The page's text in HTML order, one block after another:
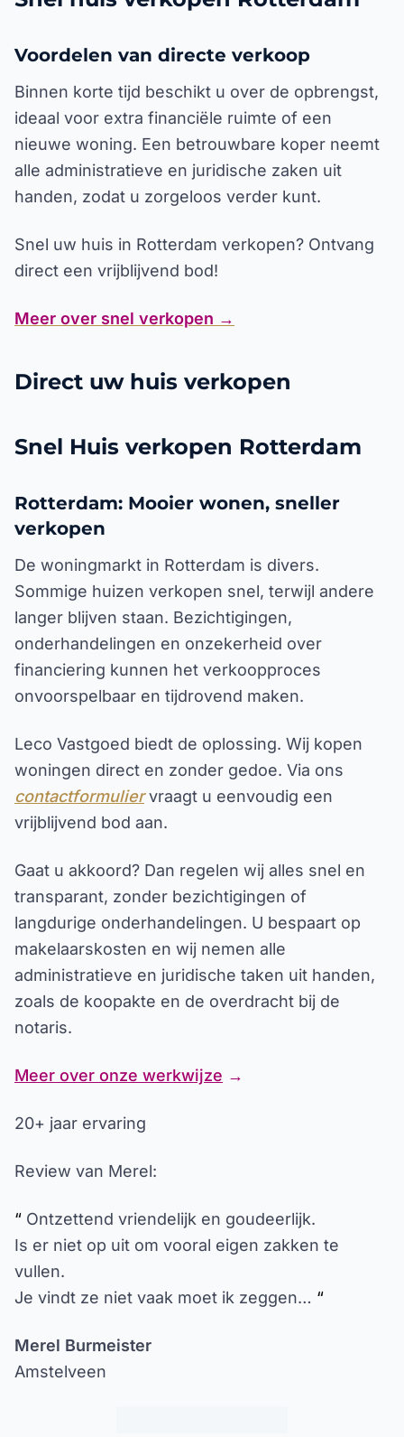
Voordelen van directe verkoop
Binnen korte tijd beschikt u over de opbrengst,
ideaal voor extra financiële ruimte of een
nieuwe woning. Een betrouwbare koper neemt
alle administratieve en juridische zaken uit
handen, zodat u zorgeloos verder kunt.
Snel uw huis in Rotterdam verkopen? Ontvang
direct een vrijblijvend bod!
Meer over snel verkopen →
Direct uw huis verkopen
Snel Huis verkopen Rotterdam
Rotterdam: Mooier wonen, sneller
verkopen
De woningmarkt in Rotterdam is divers.
Sommige huizen verkopen snel, terwijl andere
langer blijven staan. Bezichtigingen,
onderhandelingen en onzekerheid over
financiering kunnen het verkoopproces
onvoorspelbaar en tijdrovend maken.
Leco Vastgoed biedt de oplossing. Wij kopen
woningen direct en zonder gedoe. Via ons
contactformuliervraagt u eenvoudig een
vrijblijvend bod aan.
Gaat u akkoord? Dan regelen wij alles snel en
transparant, zonder bezichtigingen of
langdurige onderhandelingen. U bespaart op
makelaarskosten en wij nemen alle
administratieve en juridische taken uit handen,
zoals de koopakte en de overdracht bij de
notaris.
Meer over onze werkwijze →
20+ jaar ervaring
Review van Merel:
“ Ontzettend vriendelijk en goudeerlijk.
Is er niet op uit om vooral eigen zakken te
vullen.
Je vindt ze niet vaak moet ik zeggen… “
Merel Burmeister
Amstelveen